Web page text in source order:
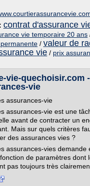
contrat d'assurance
vie temporaire 20 ans
/ valeur de
vie / prix
vie-quechoisir.com
vie
assurances-vie
assurances-vie est une
avant de contracter un
Mais sur quels critères
des assurances vies ?
assurances-vies demande
de paramètres dont
pas toujours très